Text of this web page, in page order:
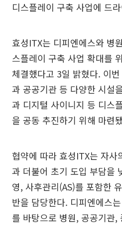
디스플레이 구축 사업에 드
효성ITX는 디피엔에스와 병
스플레이 구축 사업 확대를
체결했다고 3일 밝혔다. 이
과 공공기관 등 다양한 시설
과 디지털 사이니지 등 디스
을 공동 추진하기 위해 마련
협약에 따라 효성ITX는 자사
과 더불어 초기 도입 부담을
영, 사후관리(AS)를 포함한
반을 담당한다. 디피엔에스
를 바탕으로 병원, 공공기관,